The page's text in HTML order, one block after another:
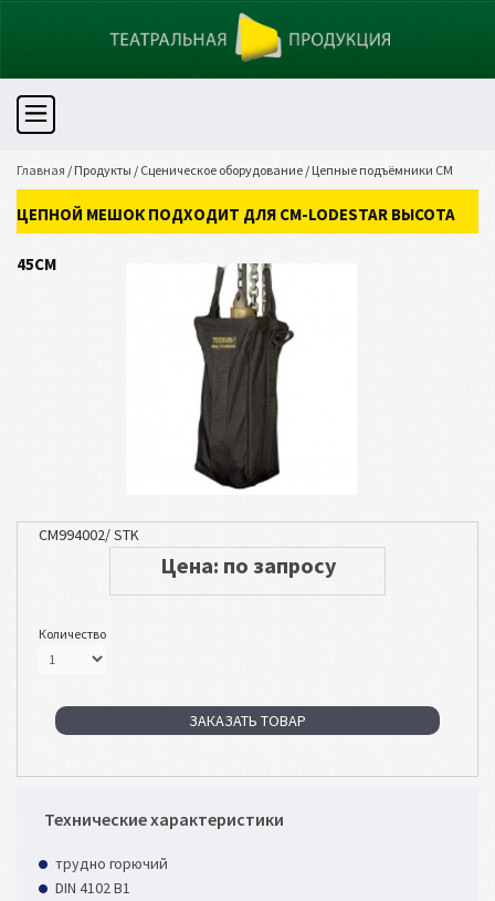
Главная / Продукты / Сценическое оборудование / Цепные подъёмники CM
Lodestar и Prostar/ЦЕПНОЙ МЕШОК подходит для CM-Lodestar ВЫСОТА 45СМ
ЦЕПНОЙ МЕШОК ПОДХОДИТ ДЛЯ CM-LODESTAR ВЫСОТА
45СМ
CM994002/ STK
Цена: по запросу
Количество
ЗАКАЗАТЬ ТОВАР
Технические характеристики
трудно горючий
DIN 4102 B1